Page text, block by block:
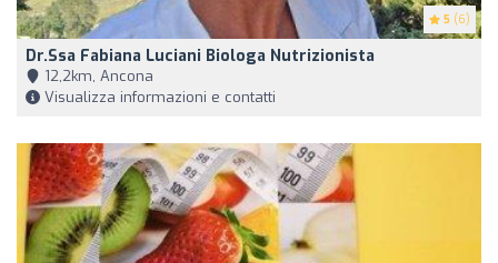
5 (6)
Dr.ssa Fabiana Luciani Biologa Nutrizionista
12,2km, Ancona
Visualizza informazioni e contatti